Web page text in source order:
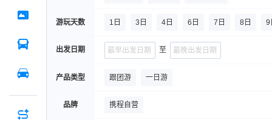
游玩天数 1日 3日 4日 6日 7日 8日 9
出发日期 至
产品类型 跟团游 一日游
品牌 携程自营